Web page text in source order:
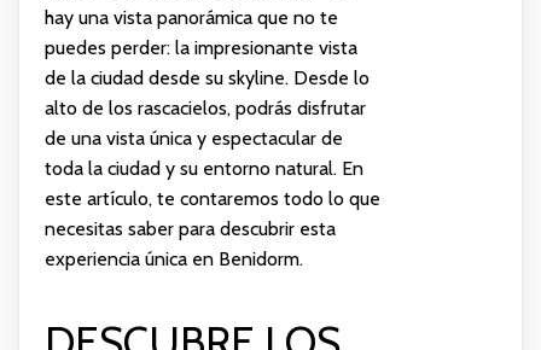
hay una vista panorámica que no te
puedes perder: la impresionante vista
de la ciudad desde su skyline. Desde lo
alto de los rascacielos, podrás disfrutar
de una vista única y espectacular de
toda la ciudad y su entorno natural. En
este artículo, te contaremos todo lo que
necesitas saber para descubrir esta
experiencia única en Benidorm.